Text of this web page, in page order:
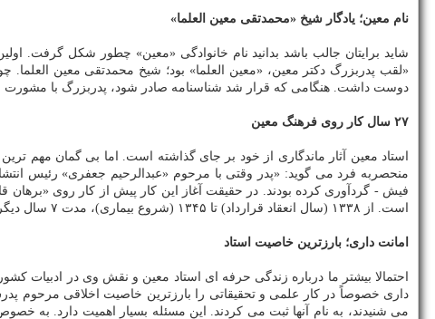
نام معین؛ یادگار شیخ «محمدتقی معین العلما»
شاید برایتان جالب باشد بدانید نام خانوادگی «معین» چطور شکل گرفت.
«لقب پدربزرگ دکتر معین، «معین العلما» بود؛ شیخ محمدتقی معین العلما.
دوست داشت. هنگامی که قرار شد شناسنامه صادر شود، پدربزرگ با مشورت
۲۷ سال کار روی فرهنگ معین
استاد معین آثار ماندگاری از خود بر جای گذاشته است. اما بی گمان مهم
فیش - گردآوری کرده بودند. در حقیقت آغاز این کار پیش از کار روی
است. از ۱۳۳۸ (سال انعقاد قرارداد) تا ۱۳۴۵ (شروع بیماری)، مدت ۷ سال دیگر کار کردند که روی هم ۲۷ سال می شود. ایشان خیلی از روزها ۱۸ ساعت کار می کردند».
امانت داری؛ بارزترین خاصیت استاد
احتمالا بیشتر ما درباره زندگی حرفه ای استاد معین و نقش وی در
داری خصوصاً در کار علمی و تحقیقاتی را بارزترین خاصیت اخلاقی مرحوم
می شنیدند، به نام آنها ثبت می کردند. این مسئله بسیار اهمیت دارد. به